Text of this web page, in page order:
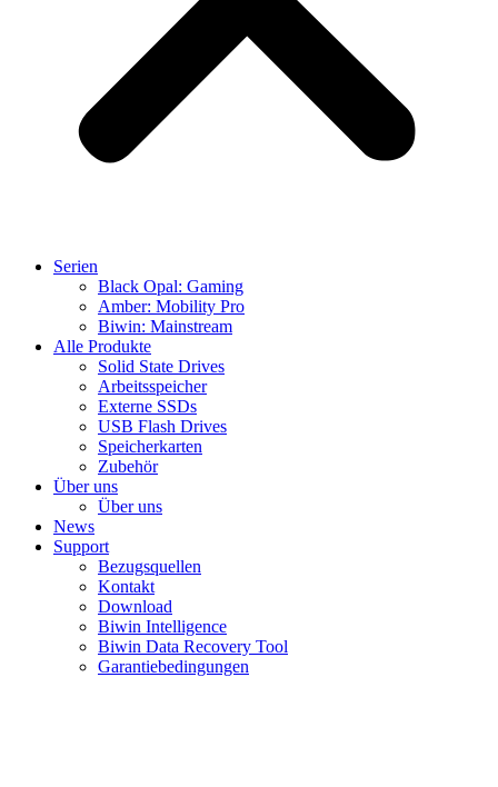
Serien
Black Opal: Gaming
Amber: Mobility Pro
Biwin: Mainstream
Alle Produkte
Solid State Drives
Arbeitsspeicher
Externe SSDs
USB Flash Drives
Speicherkarten
Zubehör
Über uns
Über uns
News
Support
Bezugsquellen
Kontakt
Download
Biwin Intelligence
Biwin Data Recovery Tool
Garantiebedingungen